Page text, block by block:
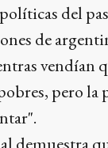
del
de
vendían
pero la